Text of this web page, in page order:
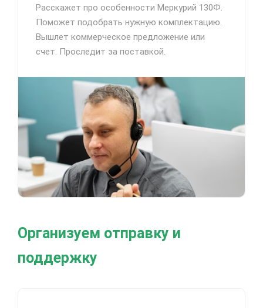
Расскажет про особенности Меркурий 130Ф.
Поможет подобрать нужную комплектацию.
Вышлет коммерческое предложение или
счет. Проследит за поставкой.
Организуем отправку и
поддержку